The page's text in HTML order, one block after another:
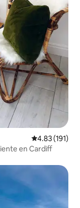
Calificación
4.83 (191)
en Cardiff